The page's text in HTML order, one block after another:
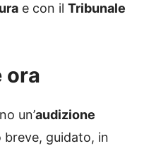
e con il Tribunale
ora
un’audizione
breve, guidato, in